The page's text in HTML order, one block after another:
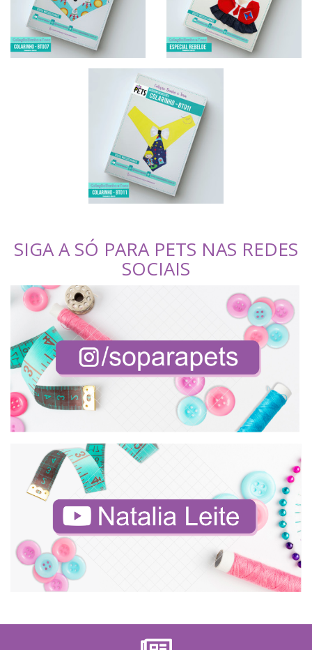
SIGA A SÓ PARA PETS NAS REDES
SOCIAIS